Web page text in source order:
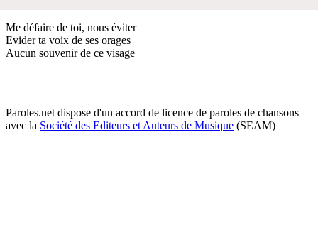
Me défaire de toi, nous éviter
Evider ta voix de ses orages
Aucun souvenir de ce visage
Paroles.net dispose d'un accord de licence de paroles de chansons
avec la Société des Editeurs et Auteurs de Musique (SEAM)